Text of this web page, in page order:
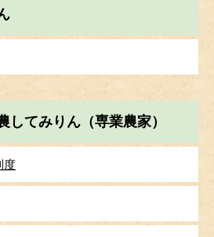
してみりん（専業農家）
度